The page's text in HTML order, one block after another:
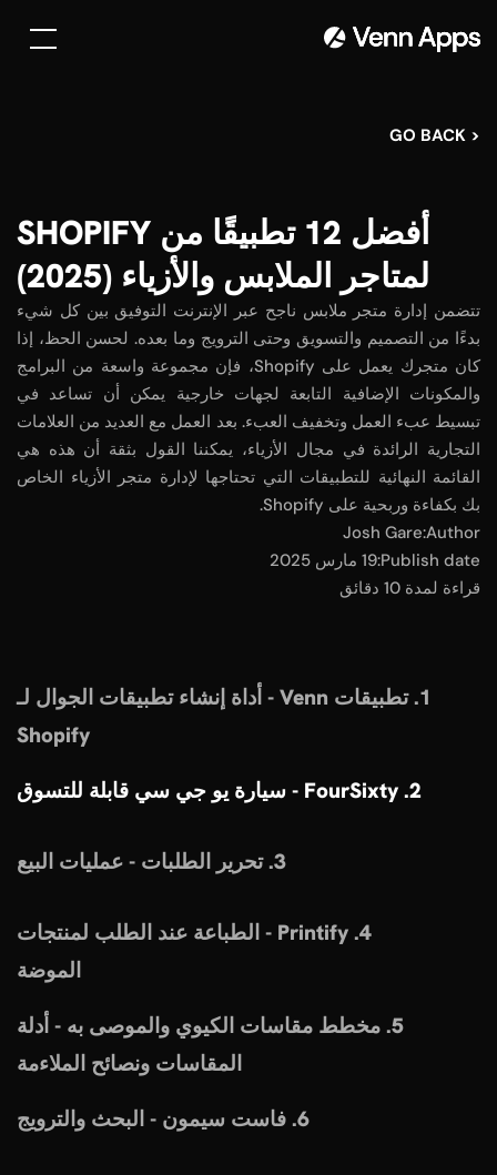
< GO BACK
أفضل 12 تطبيقًا من SHOPIFY
لمتاجر الملابس والأزياء (2025)
تتضمن إدارة متجر ملابس ناجح عبر الإنترنت التوفيق بين كل شيء
بدءًا من التصميم والتسويق وحتى الترويج وما بعده. لحسن الحظ، إذا
كان متجرك يعمل على Shopify، فإن مجموعة واسعة من البرامج
والمكونات الإضافية التابعة لجهات خارجية يمكن أن تساعد في
تبسيط عبء العمل وتخفيف العبء. بعد العمل مع العديد من العلامات
التجارية الرائدة في مجال الأزياء، يمكننا القول بثقة أن هذه هي
القائمة النهائية للتطبيقات التي تحتاجها لإدارة متجر الأزياء الخاص
بك بكفاءة وربحية على Shopify.
Author:
Josh Gare
Publish date: 19 مارس 2025
قراءة لمدة 10 دقائق
1. تطبيقات Venn - أداة إنشاء تطبيقات الجوال لـ
Shopify
2. FourSixty - سيارة يو جي سي قابلة للتسوق
3. تحرير الطلبات - عمليات البيع
4. Printify - الطباعة عند الطلب لمنتجات
الموضة
5. مخطط مقاسات الكيوي والموصى به - أدلة
المقاسات ونصائح الملاءمة
6. فاست سيمون - البحث والترويج